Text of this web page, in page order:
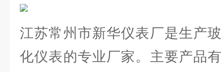
江苏常州市新华仪表厂是生产
化仪表的专业厂家。主要产品